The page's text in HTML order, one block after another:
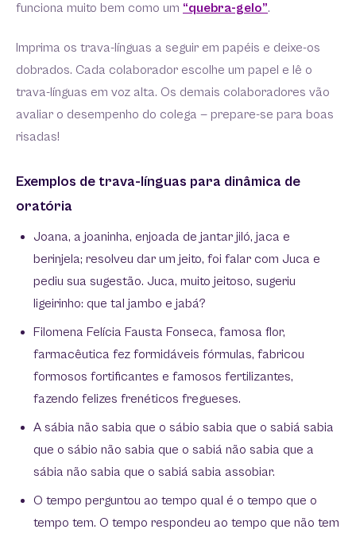
funciona muito bem como um “quebra-gelo”.
Imprima os trava-línguas a seguir em papéis e deixe-os
dobrados. Cada colaborador escolhe um papel e lê o
trava-línguas em voz alta. Os demais colaboradores vão
avaliar o desempenho do colega — prepare-se para boas
risadas!
Exemplos de trava-línguas para dinâmica de
oratória
Joana, a joaninha, enjoada de jantar jiló, jaca e
berinjela; resolveu dar um jeito, foi falar com Juca e
pediu sua sugestão. Juca, muito jeitoso, sugeriu
ligeirinho: que tal jambo e jabá?
Filomena Felícia Fausta Fonseca, famosa flor,
farmacêutica fez formidáveis fórmulas, fabricou
formosos fortificantes e famosos fertilizantes,
fazendo felizes frenéticos fregueses.
A sábia não sabia que o sábio sabia que o sabiá sabia
que o sábio não sabia que o sabiá não sabia que a
sábia não sabia que o sabiá sabia assobiar.
O tempo perguntou ao tempo qual é o tempo que o
tempo tem. O tempo respondeu ao tempo que não tem